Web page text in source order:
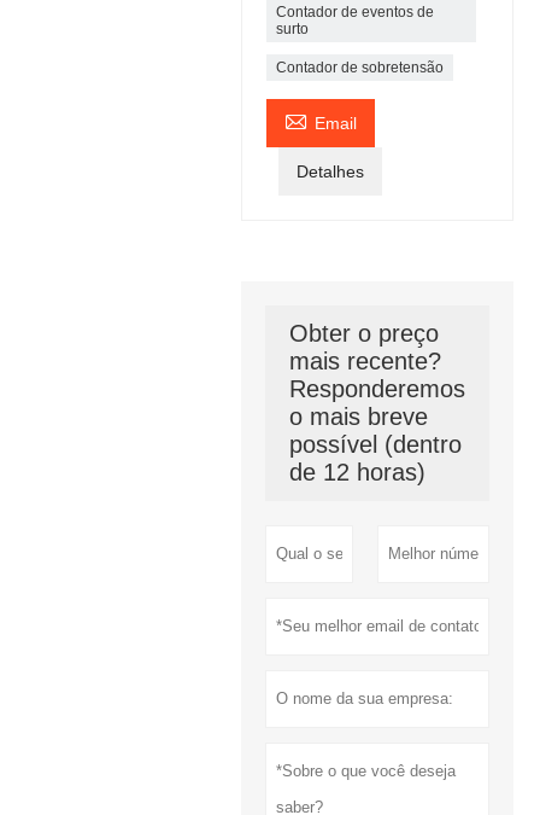
Contador de eventos de
surto
Contador de sobretensão
 Email
Detalhes
Obter o preço
mais recente?
Responderemos
o mais breve
possível (dentro
de 12 horas)